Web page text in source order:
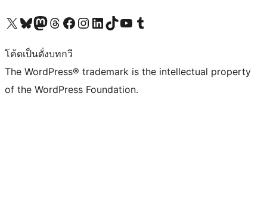
Visit our X (formerly Twitter) account
Visit our Bluesky account
Visit our Mastodon account
Visit our Threads account
Visit our Facebook page
Visit our Instagram account
Visit our LinkedIn account
Visit our TikTok account
Visit our YouTube channel
Visit our Tumblr account
โค้ดเป็นดั่งบทกวี
The WordPress® trademark is the intellectual property
of the WordPress Foundation.